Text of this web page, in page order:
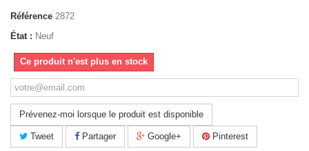
Référence 2872
État : Neuf
Ce produit n'est plus en stock
Prévenez-moi lorsque le produit est disponible
Tweet Partager Google+ Pinterest